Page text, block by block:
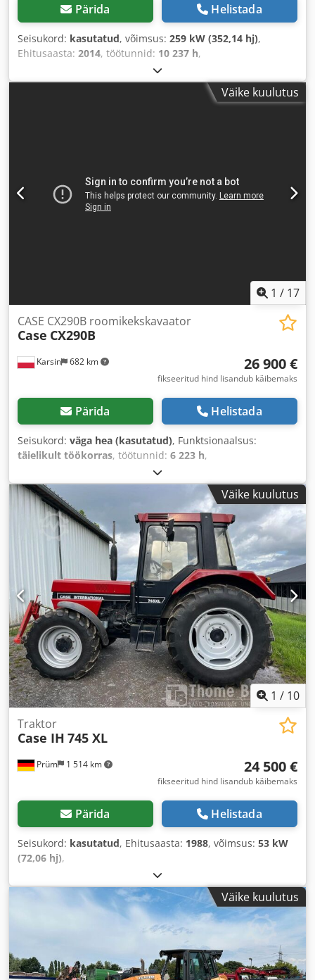
Pärida Helistada
Seisukord: kasutatud, võimsus: 259 kW (352,14 hj),
Ehitusaasta: 2014, töötunnid: 10 237 h,
Väike kuulutus
1 / 17
Karsin 682 km
CASE CX290B roomikekskavaator
Case CX290B
26 900 €
fikseeritud hind lisandub käibemaks
Pärida Helistada
Seisukord: väga hea (kasutatud), Funktsionaalsus:
täielikult töökorras, töötunnid: 6 223 h,
Väike kuulutus
1 / 10
Prüm 1 514 km
Traktor
Case IH 745 XL
24 500 €
fikseeritud hind lisandub käibemaks
Pärida Helistada
Seisukord: kasutatud, Ehitusaasta: 1988, võimsus: 53 kW
(72,06 hj),
Väike kuulutus